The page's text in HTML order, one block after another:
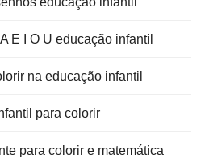
E I O U educação infantil
na educação infantil
para colorir
para colorir e matemática